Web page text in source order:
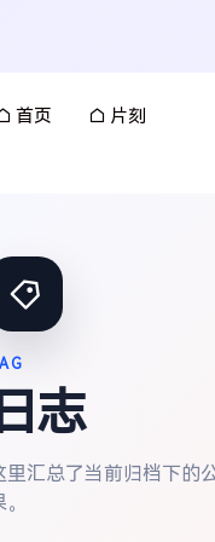
首页 片刻
志
里汇总了当前归档下的